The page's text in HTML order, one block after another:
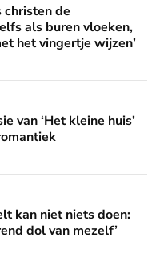
‘Zelfs als
christen de
als buren vloeken,
het vingertje wijzen’
huis’ biedt fijne
van ‘Het kleine huis’
doen: ‘Ik word soms
kan niet niets doen:
dol van mezelf’